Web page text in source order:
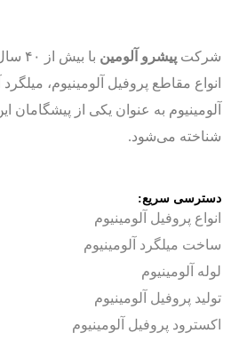
شرکت پیشرو آلومین
با
انواع مقاطع پروفیل آلومینیوم،
آلومینیوم به عنوان یکی از پیشگامان
شناخته می‌شود.
دسترسی سریع:
انواع پروفیل آلومینیوم
ساخت میلگرد آلومینیوم
لوله آلومینیوم
تولید پروفیل آلومینیوم
اکسترود پروفیل آلومینیوم